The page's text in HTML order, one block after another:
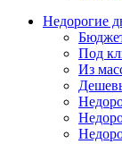
Недорогие
Под
Из